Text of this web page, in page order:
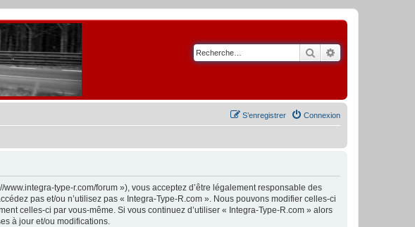
Rechercher
Connexion
S’enregistrer
type-r.com/forum »), vous acceptez d’être légalement responsable des
pas et/ou n’utilisez pas « Integra-Type-R.com ». Nous pouvons modifier celles-ci
celles-ci par vous-même. Si vous continuez d’utiliser « Integra-Type-R.com » alors
à jour et/ou modifications.